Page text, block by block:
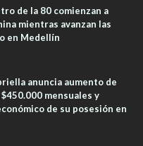
de la 80 comienzan a
mientras avanzan las
en Medellín
anuncia aumento de
mensuales y
de su posesión en